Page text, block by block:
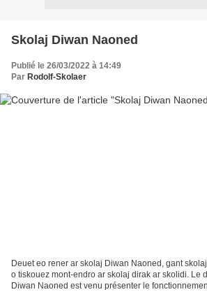
Skolaj Diwan Naoned
Publié le 26/03/2022 à 14:49
Par Rodolf-Skolaer
Deuet eo rener ar skolaj Diwan Naoned, gant
o tiskouez mont-endro ar skolaj dirak ar skolidi. Le
Diwan Naoned est venu présenter le